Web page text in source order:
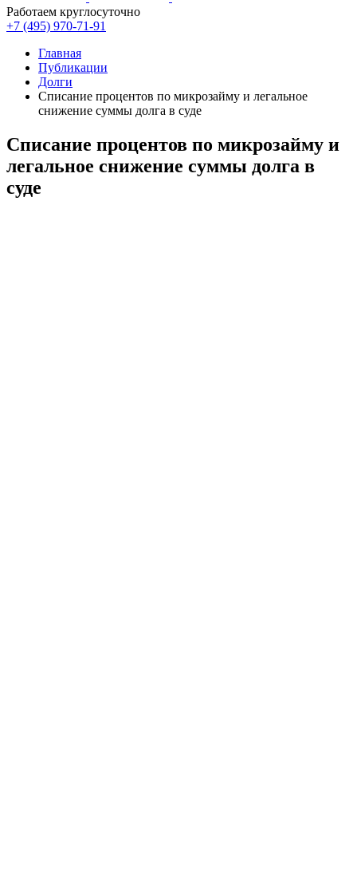
Работаем круглосуточно
+7 (495) 970-71-91
Главная
Публикации
Долги
Списание процентов по микрозайму и легальное
снижение суммы долга в суде
Списание процентов по микрозайму и
легальное снижение суммы долга в
суде